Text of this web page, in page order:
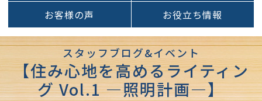
お客様の声
お役立ち情報
スタッフブログ&イベント
【住み心地を高めるライティン
グ Vol.1 ―照明計画―】